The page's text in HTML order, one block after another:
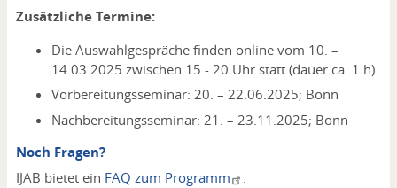
Zusätzliche Termine:
Die Auswahlgespräche finden online vom 10. –
14.03.2025 zwischen 15 - 20 Uhr statt (dauer ca. 1 h)
Vorbereitungsseminar: 20. – 22.06.2025; Bonn
Nachbereitungsseminar: 21. – 23.11.2025; Bonn
Noch Fragen?
IJAB bietet ein FAQ zum Programm .